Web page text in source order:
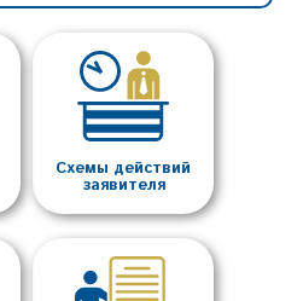
Схемы действий
заявителя